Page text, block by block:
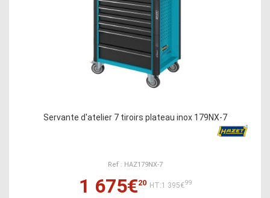
Servante d'atelier 7 tiroirs plateau inox 179NX-7
Ref : HAZ179NX-7
1 675€20 HT:1 395€99